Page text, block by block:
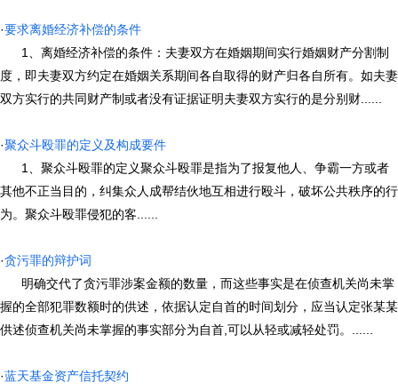
·要求离婚经济补偿的条件
1、离婚经济补偿的条件：夫妻双方在婚姻期间实行婚姻财产分割制
度，即夫妻双方约定在婚姻关系期间各自取得的财产归各自所有。如夫妻
双方实行的共同财产制或者没有证据证明夫妻双方实行的是分别财......
·聚众斗殴罪的定义及构成要件
1、聚众斗殴罪的定义聚众斗殴罪是指为了报复他人、争霸一方或者
其他不正当目的，纠集众人成帮结伙地互相进行殴斗，破坏公共秩序的行
为。聚众斗殴罪侵犯的客......
·贪污罪的辩护词
明确交代了贪污罪涉案金额的数量，而这些事实是在侦查机关尚未掌
握的全部犯罪数额时的供述，依据认定自首的时间划分，应当认定张某某
供述侦查机关尚未掌握的事实部分为自首,可以从轻或减轻处罚。......
·蓝天基金资产信托契约